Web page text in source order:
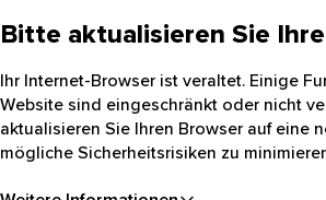
Bitte aktualisieren Sie
Ihr Internet-Browser ist veraltet. Einige
Website sind eingeschränkt oder nicht
aktualisieren Sie Ihren Browser auf eine
mögliche Sicherheitsrisiken zu